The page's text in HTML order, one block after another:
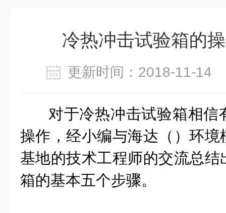
冷热冲击试验箱的
更新时间：2018-11-
对于冷热冲击试验箱相信
操作，经小编与海达（）环
基地的技术工程师的交流总
箱的基本五个步骤。